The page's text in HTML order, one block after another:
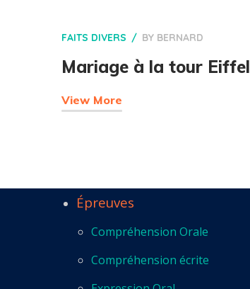
FAITS DIVERS BY BERNARD
Mariage à la tour Eiffel
View More
Épreuves
Compréhension Orale
Compréhension écrite